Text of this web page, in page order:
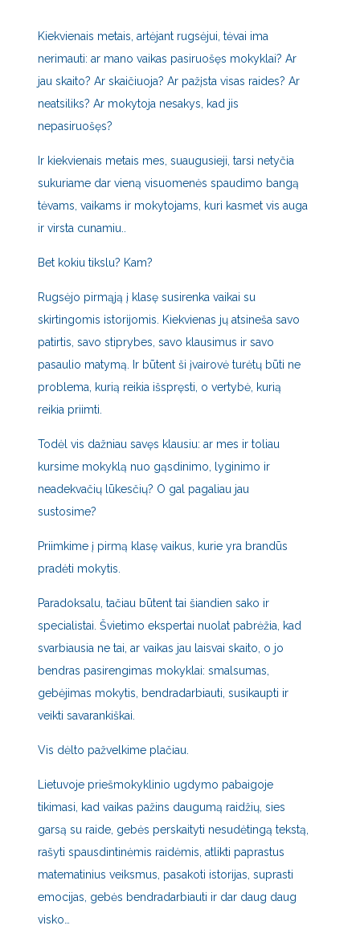
Kiekvienais metais, artėjant rugsėjui, tėvai ima
nerimauti: ar mano vaikas pasiruošęs mokyklai? Ar
jau skaito? Ar skaičiuoja? Ar pažįsta visas raides? Ar
neatsiliks? Ar mokytoja nesakys, kad jis
nepasiruošęs?
Ir kiekvienais metais mes, suaugusieji, tarsi netyčia
sukuriame dar vieną visuomenės spaudimo bangą
tėvams, vaikams ir mokytojams, kuri kasmet vis auga
ir virsta cunamiu..
Bet kokiu tikslu? Kam?
Rugsėjo pirmąją į klasę susirenka vaikai su
skirtingomis istorijomis. Kiekvienas jų atsineša savo
patirtis, savo stiprybes, savo klausimus ir savo
pasaulio matymą. Ir būtent ši įvairovė turėtų būti ne
problema, kurią reikia išspręsti, o vertybė, kurią
reikia priimti.
Todėl vis dažniau savęs klausiu: ar mes ir toliau
kursime mokyklą nuo gąsdinimo, lyginimo ir
neadekvačių lūkesčių? O gal pagaliau jau
sustosime?
Priimkime į pirmą klasę vaikus, kurie yra brandūs
pradėti mokytis.
Paradoksalu, tačiau būtent tai šiandien sako ir
specialistai. Švietimo ekspertai nuolat pabrėžia, kad
svarbiausia ne tai, ar vaikas jau laisvai skaito, o jo
bendras pasirengimas mokyklai: smalsumas,
gebėjimas mokytis, bendradarbiauti, susikaupti ir
veikti savarankiškai.
Vis dėlto pažvelkime plačiau.
Lietuvoje priešmokyklinio ugdymo pabaigoje
tikimasi, kad vaikas pažins daugumą raidžių, sies
garsą su raide, gebės perskaityti nesudėtingą tekstą,
rašyti spausdintinėmis raidėmis, atlikti paprastus
matematinius veiksmus, pasakoti istorijas, suprasti
emocijas, gebės bendradarbiauti ir dar daug daug
visko…